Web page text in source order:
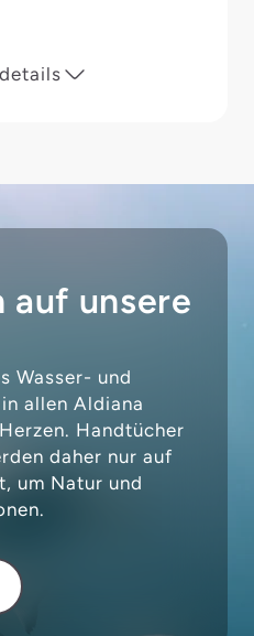
auf unsere
Wasser- und
allen Aldiana
Handtücher
daher nur auf
um Natur und